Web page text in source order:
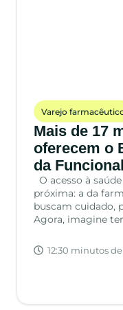
Varejo
Mais de 17
oferecem o
da Funcional
O acesso à
próxima: a da
buscam cuidado,
Agora, imagine
12:30 minutos